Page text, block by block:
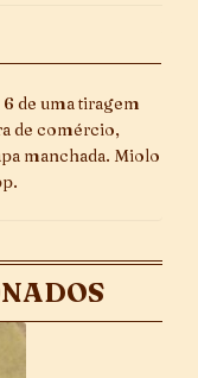
de uma tiragem
de comércio,
manchada. Miolo